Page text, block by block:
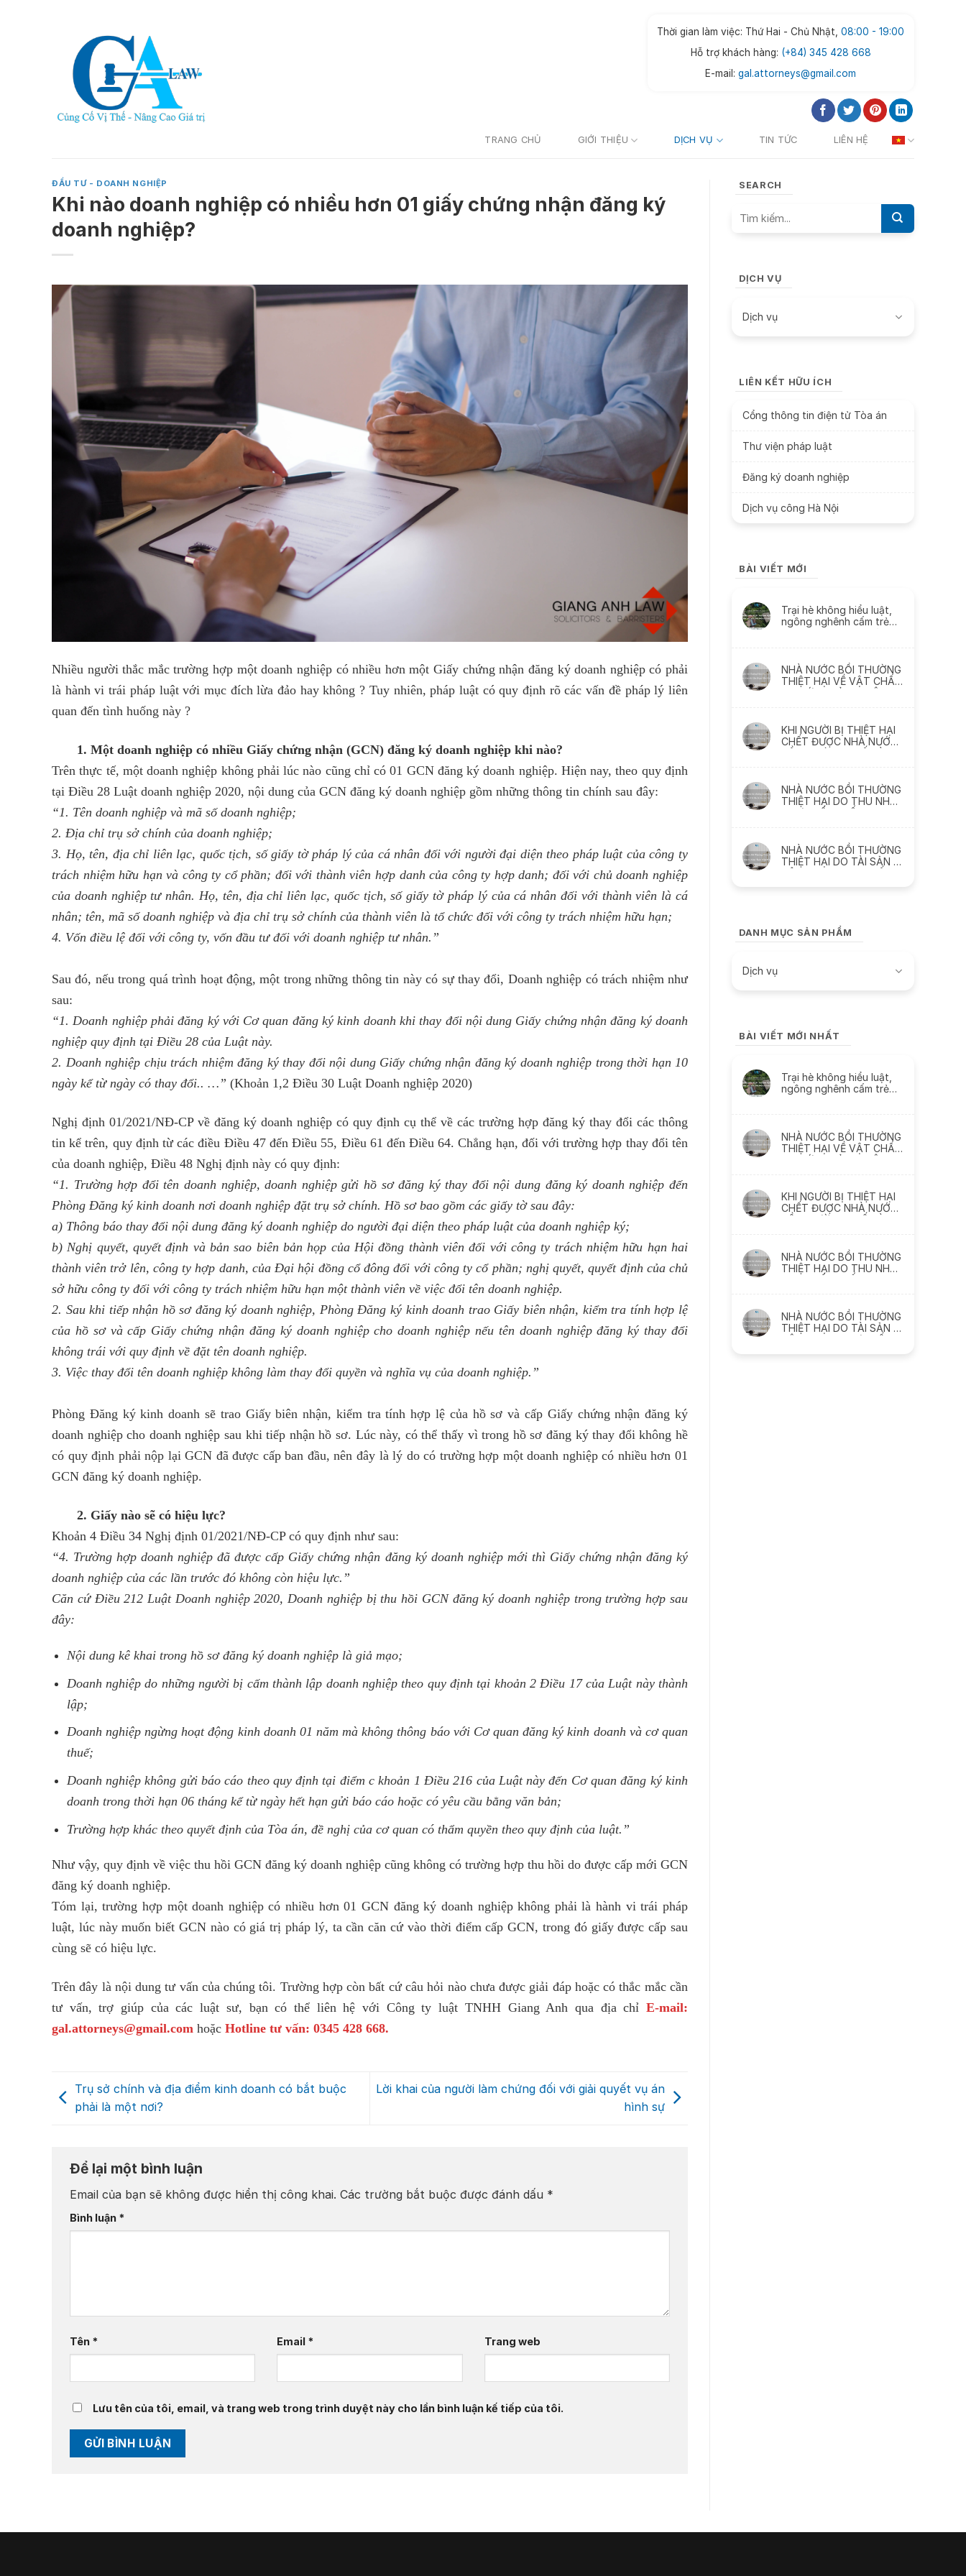
Thời gian làm việc: Thứ Hai - Chủ Nhật,08:00 - 19:00
Hỗ trợ khách hàng: (+84) 345 428 668
E-mail:gal.attorneys@gmail.com
TRANG CHỦ GIỚI THIỆU DỊCH VỤ TIN TỨC LIÊN HỆ
ĐẦU TƯ - DOANH NGHIỆP
Khi nào doanh nghiệp có nhiều hơn 01 giấy chứng nhận đăng ký
doanh nghiệp?
Nhiều người thắc mắc trường hợp một doanh nghiệp có nhiều hơn một Giấy chứng nhận đăng ký doanh nghiệp có phải
là hành vi trái pháp luật với mục đích lừa đảo hay không ? Tuy nhiên, pháp luật có quy định rõ các vấn đề pháp lý liên
quan đến tình huống này ?
1. Một doanh nghiệp có nhiều Giấy chứng nhận (GCN) đăng ký doanh nghiệp khi nào?
Trên thực tế, một doanh nghiệp không phải lúc nào cũng chỉ có 01 GCN đăng ký doanh nghiệp. Hiện nay, theo quy định
tại Điều 28 Luật doanh nghiệp 2020, nội dung của GCN đăng ký doanh nghiệp gồm những thông tin chính sau đây:
“1. Tên doanh nghiệp và mã số doanh nghiệp;
2. Địa chỉ trụ sở chính của doanh nghiệp;
3. Họ, tên, địa chỉ liên lạc, quốc tịch, số giấy tờ pháp lý của cá nhân đối với người đại diện theo pháp luật của công ty
trách nhiệm hữu hạn và công ty cổ phần; đối với thành viên hợp danh của công ty hợp danh; đối với chủ doanh nghiệp
của doanh nghiệp tư nhân. Họ, tên, địa chỉ liên lạc, quốc tịch, số giấy tờ pháp lý của cá nhân đối với thành viên là cá
nhân; tên, mã số doanh nghiệp và địa chỉ trụ sở chính của thành viên là tổ chức đối với công ty trách nhiệm hữu hạn;
4. Vốn điều lệ đối với công ty, vốn đầu tư đối với doanh nghiệp tư nhân.”
Sau đó, nếu trong quá trình hoạt động, một trong những thông tin này có sự thay đổi, Doanh nghiệp có trách nhiệm như
sau:
“1. Doanh nghiệp phải đăng ký với Cơ quan đăng ký kinh doanh khi thay đổi nội dung Giấy chứng nhận đăng ký doanh
nghiệp quy định tại Điều 28 của Luật này.
2. Doanh nghiệp chịu trách nhiệm đăng ký thay đổi nội dung Giấy chứng nhận đăng ký doanh nghiệp trong thời hạn 10
ngày kể từ ngày có thay đổi.. …” (Khoản 1,2 Điều 30 Luật Doanh nghiệp 2020)
Nghị định 01/2021/NĐ-CP về đăng ký doanh nghiệp có quy định cụ thể về các trường hợp đăng ký thay đổi các thông
tin kể trên, quy định từ các điều Điều 47 đến Điều 55, Điều 61 đến Điều 64. Chẳng hạn, đối với trường hợp thay đổi tên
của doanh nghiệp, Điều 48 Nghị định này có quy định:
“1. Trường hợp đổi tên doanh nghiệp, doanh nghiệp gửi hồ sơ đăng ký thay đổi nội dung đăng ký doanh nghiệp đến
Phòng Đăng ký kinh doanh nơi doanh nghiệp đặt trụ sở chính. Hồ sơ bao gồm các giấy tờ sau đây:
a) Thông báo thay đổi nội dung đăng ký doanh nghiệp do người đại diện theo pháp luật của doanh nghiệp ký;
b) Nghị quyết, quyết định và bản sao biên bản họp của Hội đồng thành viên đối với công ty trách nhiệm hữu hạn hai
thành viên trở lên, công ty hợp danh, của Đại hội đồng cổ đông đối với công ty cổ phần; nghị quyết, quyết định của chủ
sở hữu công ty đối với công ty trách nhiệm hữu hạn một thành viên về việc đổi tên doanh nghiệp.
2. Sau khi tiếp nhận hồ sơ đăng ký doanh nghiệp, Phòng Đăng ký kinh doanh trao Giấy biên nhận, kiểm tra tính hợp lệ
của hồ sơ và cấp Giấy chứng nhận đăng ký doanh nghiệp cho doanh nghiệp nếu tên doanh nghiệp đăng ký thay đổi
không trái với quy định về đặt tên doanh nghiệp.
3. Việc thay đổi tên doanh nghiệp không làm thay đổi quyền và nghĩa vụ của doanh nghiệp.”
Phòng Đăng ký kinh doanh sẽ trao Giấy biên nhận, kiểm tra tính hợp lệ của hồ sơ và cấp Giấy chứng nhận đăng ký
doanh nghiệp cho doanh nghiệp sau khi tiếp nhận hồ sơ. Lúc này, có thể thấy vì trong hồ sơ đăng ký thay đổi không hề
có quy định phải nộp lại GCN đã được cấp ban đầu, nên đây là lý do có trường hợp một doanh nghiệp có nhiều hơn 01
GCN đăng ký doanh nghiệp.
2. Giấy nào sẽ có hiệu lực?
Khoản 4 Điều 34 Nghị định 01/2021/NĐ-CP có quy định như sau:
“4. Trường hợp doanh nghiệp đã được cấp Giấy chứng nhận đăng ký doanh nghiệp mới thì Giấy chứng nhận đăng ký
doanh nghiệp của các lần trước đó không còn hiệu lực.”
Căn cứ Điều 212 Luật Doanh nghiệp 2020, Doanh nghiệp bị thu hồi GCN đăng ký doanh nghiệp trong trường hợp sau
đây:
Nội dung kê khai trong hồ sơ đăng ký doanh nghiệp là giả mạo;
Doanh nghiệp do những người bị cấm thành lập doanh nghiệp theo quy định tại khoản 2 Điều 17 của Luật này thành
lập;
Doanh nghiệp ngừng hoạt động kinh doanh 01 năm mà không thông báo với Cơ quan đăng ký kinh doanh và cơ quan
thuế;
Doanh nghiệp không gửi báo cáo theo quy định tại điểm c khoản 1 Điều 216 của Luật này đến Cơ quan đăng ký kinh
doanh trong thời hạn 06 tháng kể từ ngày hết hạn gửi báo cáo hoặc có yêu cầu bằng văn bản;
Trường hợp khác theo quyết định của Tòa án, đề nghị của cơ quan có thẩm quyền theo quy định của luật.”
Như vậy, quy định về việc thu hồi GCN đăng ký doanh nghiệp cũng không có trường hợp thu hồi do được cấp mới GCN
đăng ký doanh nghiệp.
Tóm lại, trường hợp một doanh nghiệp có nhiều hơn 01 GCN đăng ký doanh nghiệp không phải là hành vi trái pháp
luật, lúc này muốn biết GCN nào có giá trị pháp lý, ta cần căn cứ vào thời điểm cấp GCN, trong đó giấy được cấp sau
cùng sẽ có hiệu lực.
Trên đây là nội dung tư vấn của chúng tôi. Trường hợp còn bất cứ câu hỏi nào chưa được giải đáp hoặc có thắc mắc cần
tư vấn, trợ giúp của các luật sư, bạn có thể liên hệ với Công ty luật TNHH Giang Anh qua địa chỉ E-mail:
gal.attorneys@gmail.com hoặc Hotline tư vấn: 0345 428 668.
Trụ sở chính và địa điểm kinh doanh có bắt buộc
phải là một nơi?
Lời khai của người làm chứng đối với giải quyết vụ án
hình sự
Để lại một bình luận
Email của bạn sẽ không được hiển thị công khai. Các trường bắt buộc được đánh dấu *
Bình luận *
Tên * Email * Trang web
Lưu tên của tôi, email, và trang web trong trình duyệt này cho lần bình luận kế tiếp của tôi.
SEARCH
DỊCH VỤ
Dịch vụ
LIÊN KẾT HỮU ÍCH
Cổng thông tin điện tử Tòa án
Thư viện pháp luật
Đăng ký doanh nghiệp
Dịch vụ công Hà Nội
BÀI VIẾT MỚI
Trại hè không hiểu luật,
ngông nghênh cấm trẻ
NHÀ NƯỚC BỒI THƯỜNG
THIỆT HẠI VỀ VẬT CHẤT
DO SỨC KHỎE BỊ XÂM
KHI NGƯỜI BỊ THIỆT HẠI
CHẾT ĐƯỢC NHÀ NƯỚC
NHÀ NƯỚC BỒI THƯỜNG
THIỆT HẠI DO THU NHẬP
THỰC TẾ BỊ MẤT, BỊ
NHÀ NƯỚC BỒI THƯỜNG
THIỆT HẠI DO TÀI SẢN BỊ
DANH MỤC SẢN PHẨM
Dịch vụ
BÀI VIẾT MỚI NHẤT
Trại hè không hiểu luật,
ngông nghênh cấm trẻ
NHÀ NƯỚC BỒI THƯỜNG
THIỆT HẠI VỀ VẬT CHẤT
DO SỨC KHỎE BỊ XÂM
KHI NGƯỜI BỊ THIỆT HẠI
CHẾT ĐƯỢC NHÀ NƯỚC
BỒI THƯỜNG THẾ NÀO ?
NHÀ NƯỚC BỒI THƯỜNG
THIỆT HẠI DO THU NHẬP
NHÀ NƯỚC BỒI THƯỜNG
THIỆT HẠI DO TÀI SẢN BỊ
XÂM PHẠM NHƯ THẾ